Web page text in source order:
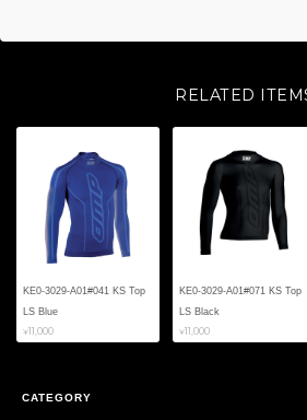
RELATED
KE0-3029-A01#041 KS Top
LS Blue
¥11,000
KE0-3029-A01#071 KS Top
LS Black
¥11,000
CATEGORY